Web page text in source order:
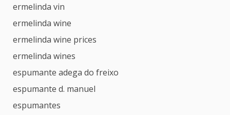
ermelinda vin
ermelinda wine
ermelinda wine prices
ermelinda wines
espumante adega do freixo
espumante d. manuel
espumantes